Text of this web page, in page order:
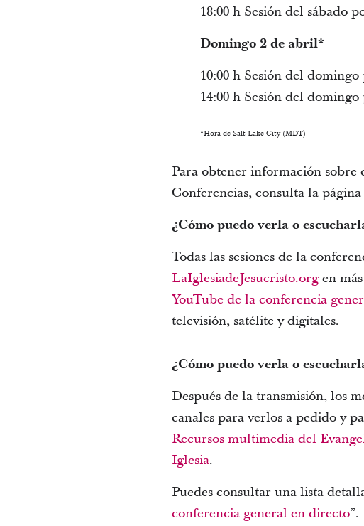
18:00 h Sesión del sábado
Domingo 2 de abril*
10:00 h Sesión del
14:00 h Sesión del
*Hora de Salt Lake City (MDT)
Para obtener información sobre
Conferencias, consulta la página
¿Cómo puedo verla o
Todas las sesiones de la
LaIglesiadeJesucristo.orgen
YouTube de la conferencia
televisión, satélite y digitales.
¿Cómo puedo verla o
Después de la transmisión, los
canales para verlos a pedido y
Recursos multimedia del
Iglesia.
Puedes consultar una lista
conferencia general en directo”.